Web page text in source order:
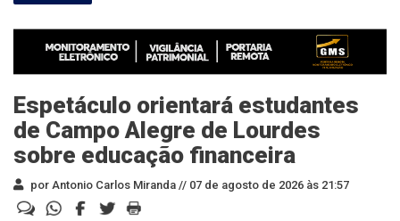
Espetáculo orientará estudantes
de Campo Alegre de Lourdes
sobre educação financeira
por Antonio Carlos Miranda // 07 de agosto de 2026 às 21:57